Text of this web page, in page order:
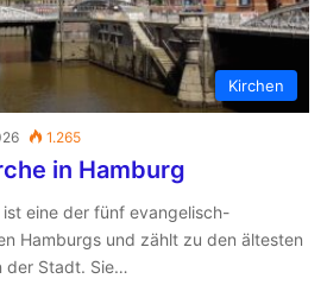
Kirchen
1.265
in Hamburg
eine der fünf evangelisch-
Hamburgs und zählt zu den ältesten
der Stadt. Sie…